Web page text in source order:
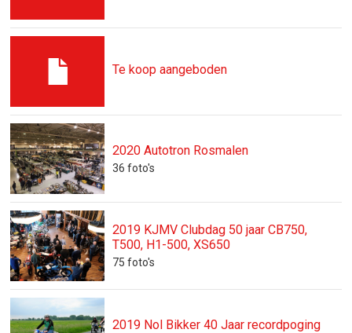
Te koop aangeboden
2020 Autotron Rosmalen
36 foto's
2019 KJMV Clubdag 50 jaar CB750,
T500, H1-500, XS650
75 foto's
2019 Nol Bikker 40 Jaar recordpoging